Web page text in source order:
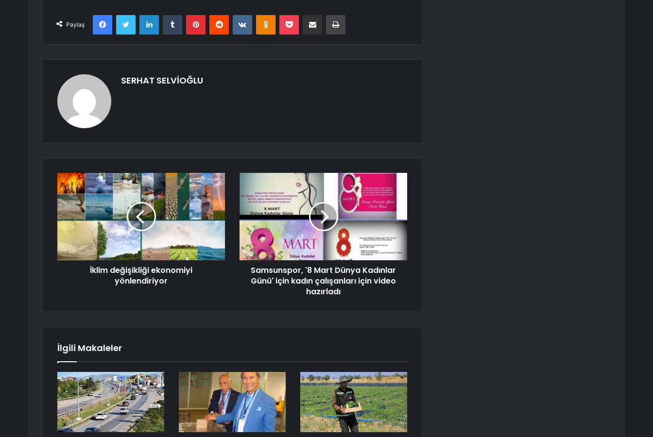
Paylaş
FacebookTwitter LinkedInTumblr PinterestReddit VKontakteOdnoklassniki
Pocket E-Posta ile paylaş Yazdır
SERHAT SELVİOĞLU
İklim değişikliği ekonomiyi
yönlendiriyor
Samsunspor, '8 Mart Dünya Kadınlar
Günü' için kadın çalışanları için video
hazırladı
İlgili Makaleler